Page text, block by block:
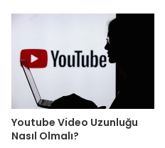
Youtube Video Uzunluğu
Nasıl Olmalı?